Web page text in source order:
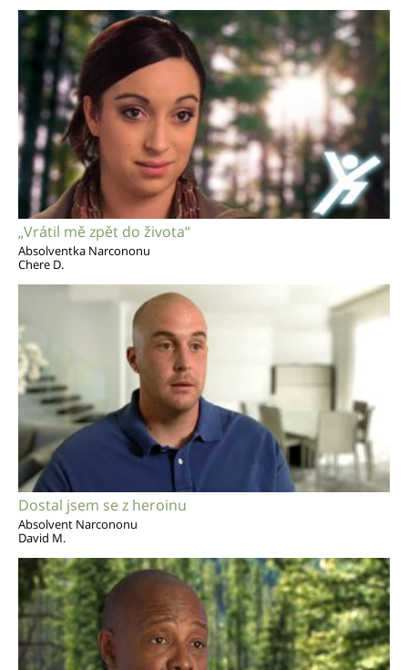
„Vrátil mě zpět do života“
Absolventka Narcononu
Chere D.
Dostal jsem se z heroinu
Absolvent Narcononu
David M.